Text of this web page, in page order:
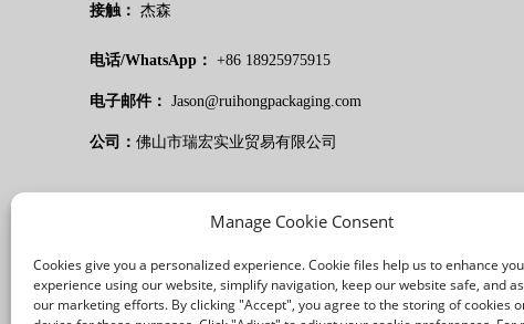
接触： 杰森
电话/WhatsApp： +86 18925975915
电子邮件： Jason@ruihongpackaging.com
公司： 佛山市瑞宏实业贸易有限公司
Manage Cookie Consent
Cookies give you a personalized experience. Cookie files help us to enhance
experience using our website, simplify navigation, keep our website safe, and
our marketing efforts. By clicking "Accept", you agree to the storing of cookies